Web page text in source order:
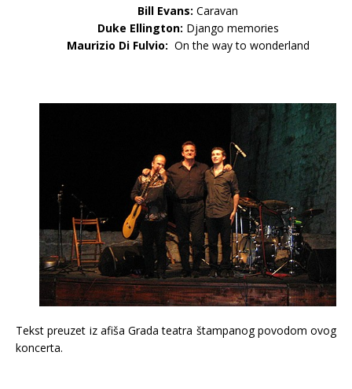
Bill Evans: Caravan
Duke Ellington: Django memories
Maurizio Di Fulvio: On the way to wonderland
Tekst preuzet iz afiša Grada teatra štampanog povodom ovog
koncerta.